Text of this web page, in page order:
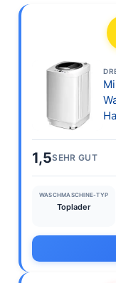
1,5SEHR GUT
WASCHMASCHINE-TYP
Toplader